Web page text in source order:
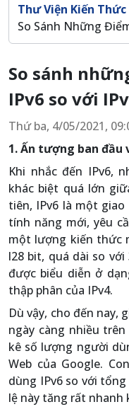
Breadcrumb
Thư Viện Kiến Thức
So Sánh Những
So sánh
IPv6 so với
Thứ ba, 4/05/2021,
1. Ấn tượng ban đầu
Khi nhắc đến IPv6,
khác biệt quá lớn
tiên, IPv6 là một
tính năng mới, yêu
một lượng kiến thức
l28 bit, quá dài so với
được biểu diễn ở
thập phân của IPv4.
Dù vậy, cho đến nay,
ngày càng nhiều
kê số lượng người
Web của Google.
dùng IPv6 so với
lệ này tăng rất nhanh